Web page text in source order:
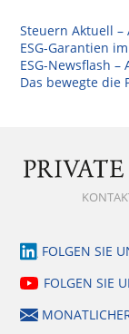
Steuern Aktuell
ESG-Garantien
ESG-Newsflash
Das bewegte die
FOLGEN SIE
FOLGEN SIE